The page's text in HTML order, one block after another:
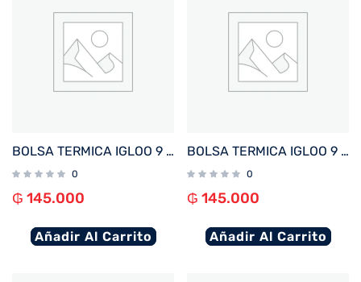
BOLSA TERMICA IGLOO 9 LATAS KIDS SQUARE LUNCH AZUL 64302
0
₲ 145.000
Añadir Al Carrito
BOLSA TERMICA IGLOO 9 LATAS VERTICAL LUNCH RETRO AZUL Y ROJO 63083
0
₲ 145.000
Añadir Al Carrito